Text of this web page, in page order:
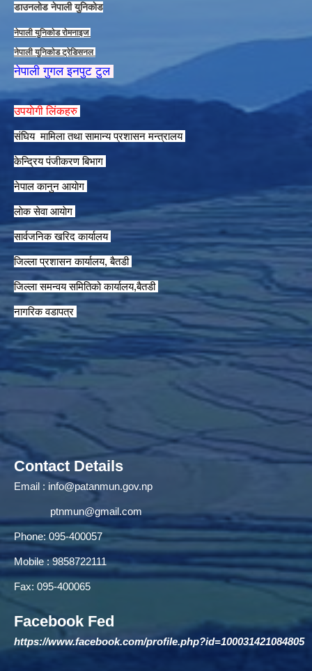
डाउनलाेड नेपाली युनिकाेड
नेपाली युनिकाेड राेमनाइज
नेपाली युनिकाेड ट्रेडिसनल
नेपाली गुगल इनपुट टुल
उपयाेगी लिंकहरु
संघिय मामिला तथा सामान्य प्रशासन मन्त्रालय
केन्द्रिय पंजीकरण बिभाग
नेपाल कानुन आयाेग
लाेक सेवा आयाेग
सार्वजनिक खरिद कार्यालय
जिल्ला प्रशासन कार्यालय, बैतडी
जिल्ला समन्वय समितिको कार्यालय,बैतडी
नागरिक वडापत्र
Contact Details
Email : info@patanmun.gov.np
ptnmun@gmail.com
Phone: 095-400057
Mobile : 9858722111
Fax: 095-400065
Facebook Fed
https://www.facebook.com/profile.php?id=100031421084805